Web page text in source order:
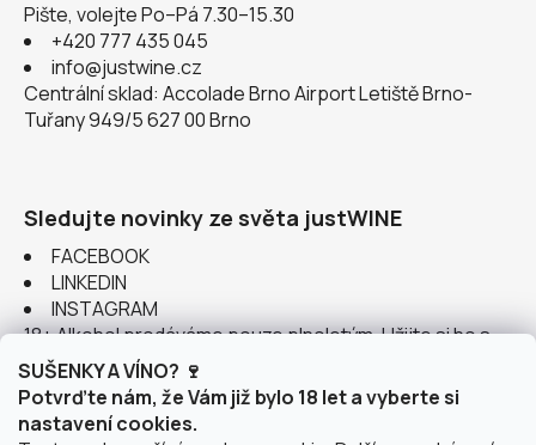
SUŠENKY A VÍNO? 🍷
Potvrďte nám, že Vám již bylo 18 let a vyberte si
nastavení cookies.
Pište, volejte Po–Pá 7.30–15.30
+420 777 435 045
info@justwine.cz
Centrální sklad: Accolade Brno Airport Letiště Brno-
Tuřany 949/5 627 00 Brno
Sledujte novinky ze světa justWINE
FACEBOOK
LINKEDIN
INSTAGRAM
18+ Alkohol prodáváme pouze plnoletým. Užijte si ho s
rozumem.